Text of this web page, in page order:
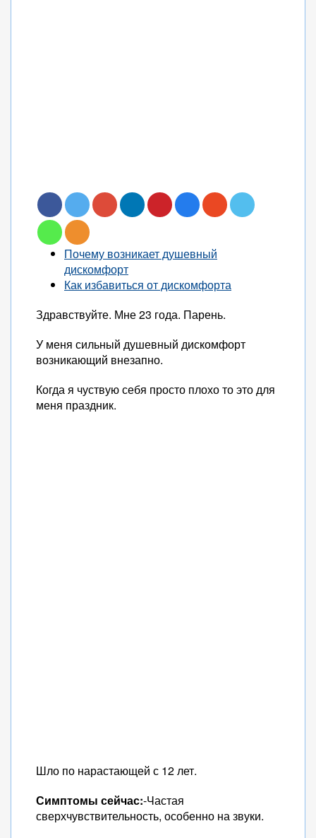
Почему возникает душевный
дискомфорт
Как избавиться от дискомфорта
Здравствуйте. Мне 23 года. Парень.
У меня сильный душевный дискомфорт
возникающий внезапно.
Когда я чуствую себя просто плохо то это для
меня праздник.
Шло по нарастающей с 12 лет.
Симптомы сейчас:-Частая
сверхчувствительность, особенно на звуки.